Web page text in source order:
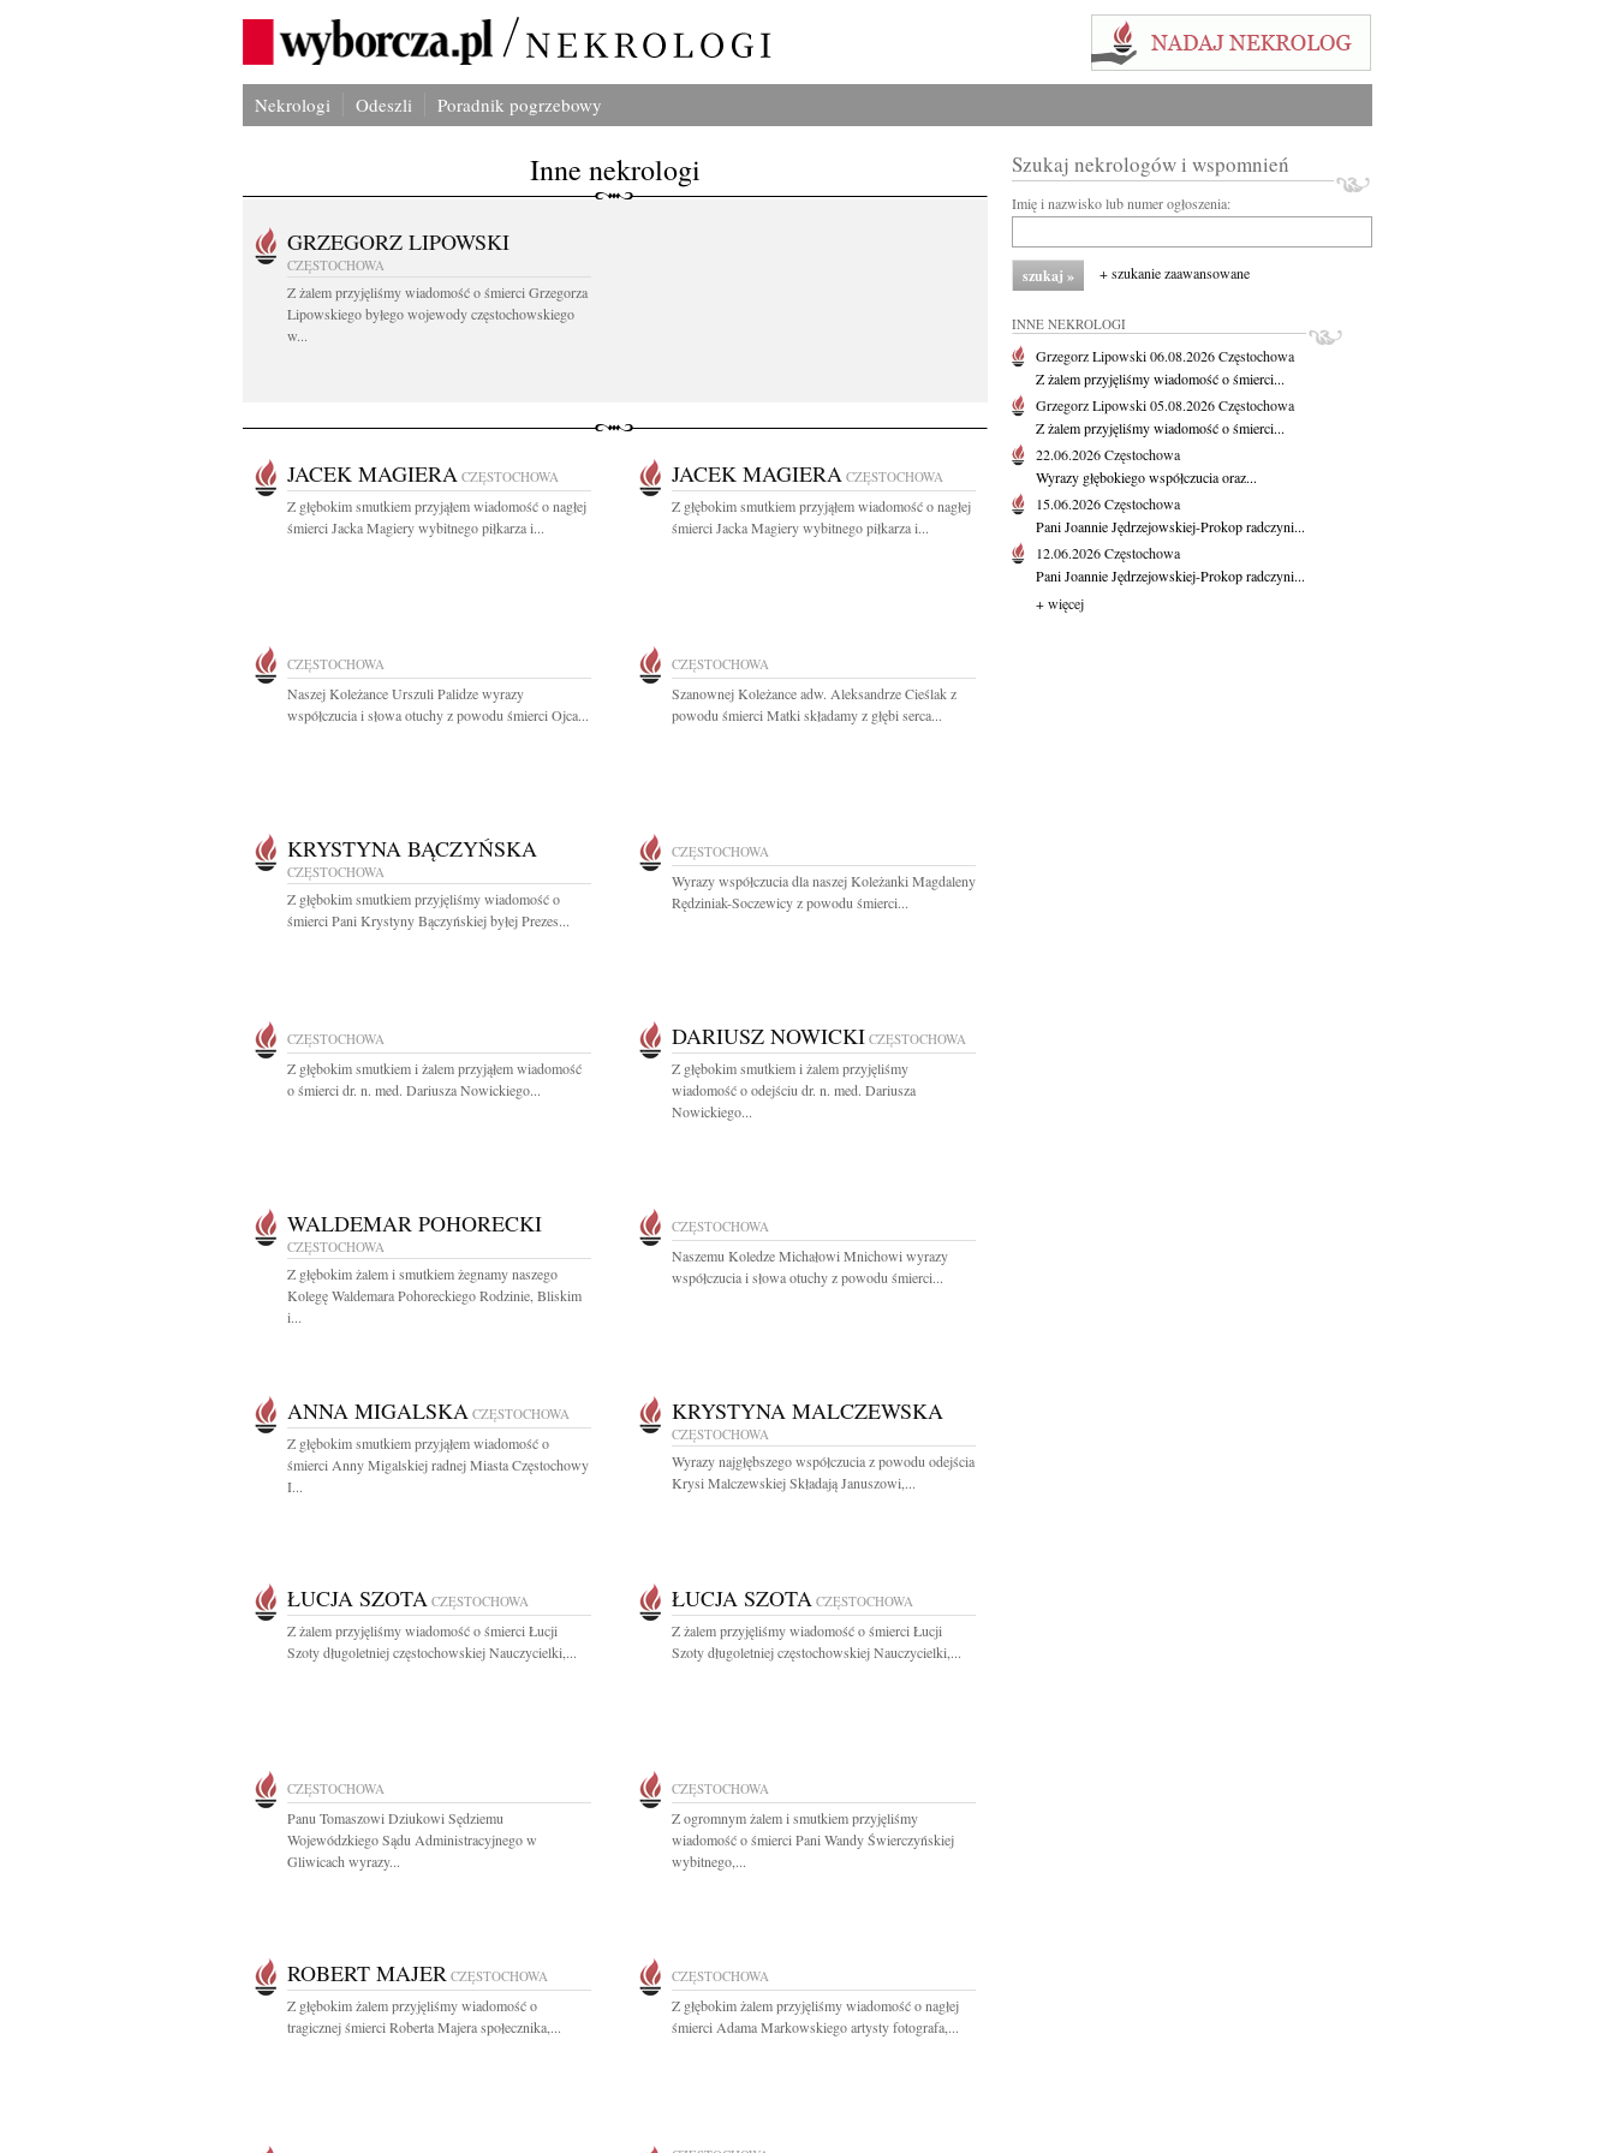
Nekrologi Odeszli Poradnik pogrzebowy
Inne nekrologi
GRZEGORZ LIPOWSKI
CZĘSTOCHOWA
Z żalem przyjęliśmy wiadomość o śmierci Grzegorza
Lipowskiego byłego wojewody częstochowskiego
w...
JACEK MAGIERA CZĘSTOCHOWA
Z głębokim smutkiem przyjąłem wiadomość o nagłej
śmierci Jacka Magiery wybitnego piłkarza i...
JACEK MAGIERA CZĘSTOCHOWA
Z głębokim smutkiem przyjąłem wiadomość o nagłej
śmierci Jacka Magiery wybitnego piłkarza i...
CZĘSTOCHOWA
Naszej Koleżance Urszuli Palidze wyrazy
współczucia i słowa otuchy z powodu śmierci Ojca...
CZĘSTOCHOWA
Szanownej Koleżance adw. Aleksandrze Cieślak z
powodu śmierci Matki składamy z głębi serca...
KRYSTYNA BĄCZYŃSKA
CZĘSTOCHOWA
Z głębokim smutkiem przyjęliśmy wiadomość o
śmierci Pani Krystyny Bączyńskiej byłej Prezes...
CZĘSTOCHOWA
Wyrazy współczucia dla naszej Koleżanki Magdaleny
Rędziniak-Soczewicy z powodu śmierci...
CZĘSTOCHOWA
Z głębokim smutkiem i żalem przyjąłem wiadomość
o śmierci dr. n. med. Dariusza Nowickiego...
DARIUSZ NOWICKI CZĘSTOCHOWA
Z głębokim smutkiem i żalem przyjęliśmy
wiadomość o odejściu dr. n. med. Dariusza
Nowickiego...
WALDEMAR POHORECKI
CZĘSTOCHOWA
Z głębokim żalem i smutkiem żegnamy naszego
Kolegę Waldemara Pohoreckiego Rodzinie, Bliskim
i...
CZĘSTOCHOWA
Naszemu Koledze Michałowi Mnichowi wyrazy
współczucia i słowa otuchy z powodu śmierci...
ANNA MIGALSKA CZĘSTOCHOWA
Z głębokim smutkiem przyjąłem wiadomość o
śmierci Anny Migalskiej radnej Miasta Częstochowy
I...
KRYSTYNA MALCZEWSKA
CZĘSTOCHOWA
Wyrazy najgłębszego współczucia z powodu odejścia
Krysi Malczewskiej Składają Januszowi,...
ŁUCJA SZOTA CZĘSTOCHOWA
Z żalem przyjęliśmy wiadomość o śmierci Łucji
Szoty długoletniej częstochowskiej Nauczycielki,...
ŁUCJA SZOTA CZĘSTOCHOWA
Z żalem przyjęliśmy wiadomość o śmierci Łucji
Szoty długoletniej częstochowskiej Nauczycielki,...
CZĘSTOCHOWA
Panu Tomaszowi Dziukowi Sędziemu
Wojewódzkiego Sądu Administracyjnego w
Gliwicach wyrazy...
CZĘSTOCHOWA
Z ogromnym żalem i smutkiem przyjęliśmy
wiadomość o śmierci Pani Wandy Świerczyńskiej
wybitnego,...
ROBERT MAJER CZĘSTOCHOWA
Z głębokim żalem przyjęliśmy wiadomość o
tragicznej śmierci Roberta Majera społecznika,...
CZĘSTOCHOWA
Z głębokim żalem przyjęliśmy wiadomość o nagłej
śmierci Adama Markowskiego artysty fotografa,...
Szukaj nekrologów i wspomnień
Imię i nazwisko lub numer ogłoszenia:
+ szukanie zaawansowane
INNE NEKROLOGI
Grzegorz Lipowski06.08.2026Częstochowa
Z żalem przyjęliśmy wiadomość o śmierci...
Grzegorz Lipowski05.08.2026Częstochowa
Z żalem przyjęliśmy wiadomość o śmierci...
22.06.2026Częstochowa
Wyrazy głębokiego współczucia oraz...
15.06.2026Częstochowa
Pani Joannie Jędrzejowskiej-Prokop radczyni...
12.06.2026Częstochowa
Pani Joannie Jędrzejowskiej-Prokop radczyni...
+ więcej